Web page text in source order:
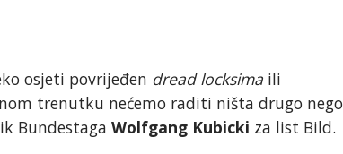
osjeti povrijeđen dread locksima ili
trenutku nećemo raditi ništa drugo nego
Bundestaga Wolfgang Kubicki za list Bild.